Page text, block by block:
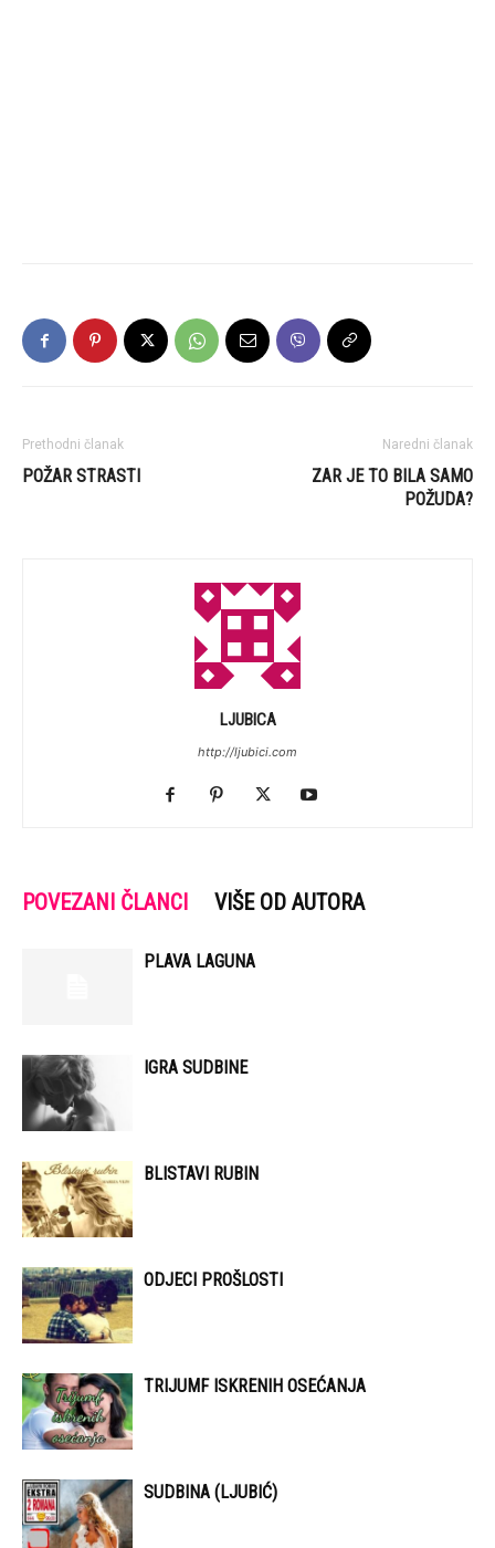
Prethodni članak
POŽAR STRASTI
Naredni članak
ZAR JE TO BILA SAMO
POŽUDA?
LJUBICA
http://ljubici.com
POVEZANI ČLANCI VIŠE OD AUTORA
PLAVA LAGUNA
IGRA SUDBINE
BLISTAVI RUBIN
ODJECI PROŠLOSTI
TRIJUMF ISKRENIH OSEĆANJA
SUDBINA (LJUBIĆ)